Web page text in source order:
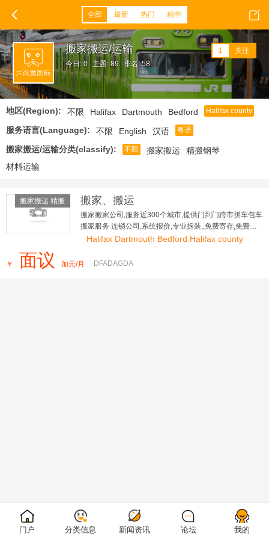
全部 最新 热门 精华
搬家搬运/运输
今日: 0 主题: 89 排名: 58
1 关注
门户 分类信息 新闻资讯 论坛 我的
地区(Region): 不限 Halifax Dartmouth Bedford Halifax county
服务语言(Language): 不限 English 汉语 粤语
搬家搬运/运输分类(classify): 不限 搬家搬运
精搬钢琴
材料运输
搬家搬运 精搬
钢琴 材料运
搬家、搬运
搬家搬家公司,服务近300个城市,提供门到门跨市拼车包车
搬家服务 连锁公司,系统报价,专业拆装,,免费寄存,免费评
估,全程保险
Halifax Dartmouth Bedford Halifax county
￥ 面议 加元/月 DFADAGDA